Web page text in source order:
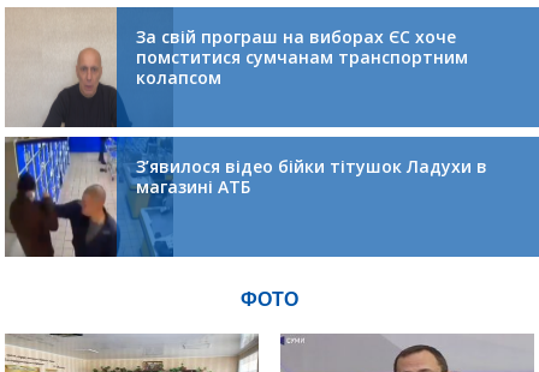
За свій програш на виборах ЄС хоче
помститися сумчанам транспортним
колапсом
З’явилося відео бійки тітушок Ладухи в
магазині АТБ
ФОТО